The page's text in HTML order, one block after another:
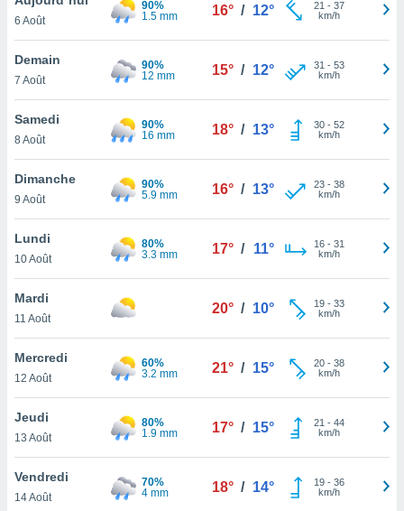
et
»,
au
vous
qu'ils
ou
le
ainsi
un
la
du
en
6 Août
90%
1.5 mm
16° / 12° 21 - 37
km/h
Demain
7 Août
90%
12 mm
15° / 12° 31 - 53
km/h
Samedi
8 Août
90%
16 mm
18° / 13° 30- 52
km/h
Dimanche
9 Août
90%
5.9 mm
16° / 13° 23- 38
km/h
Lundi
10 Août
80%
3.3 mm
17° / 11° 16- 31
km/h
Mardi
11 Août
20° / 10° 19- 33
km/h
Mercredi
12 Août
60%
3.2 mm
21° / 15° 20- 38
km/h
Jeudi
13 Août
80%
1.9 mm
17° / 15° 21 - 44
km/h
Vendredi
14 Août
70%
4 mm
18° / 14° 19- 36
km/h